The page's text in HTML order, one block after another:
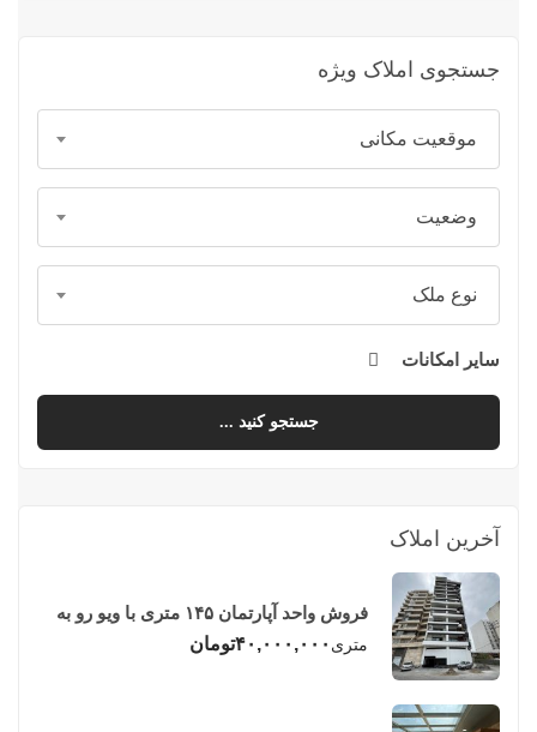
جستجوی املاک ویژه
موقعیت مکانی
وضعیت
نوع ملک
سایر امکانات
جستجو کنید ...
آخرین املاک
فروش واحد آپارتمان ۱۴۵ متری با ویو رو به
دریا در فریدونکنار
متری ۴۰,۰۰۰,۰۰۰تومان